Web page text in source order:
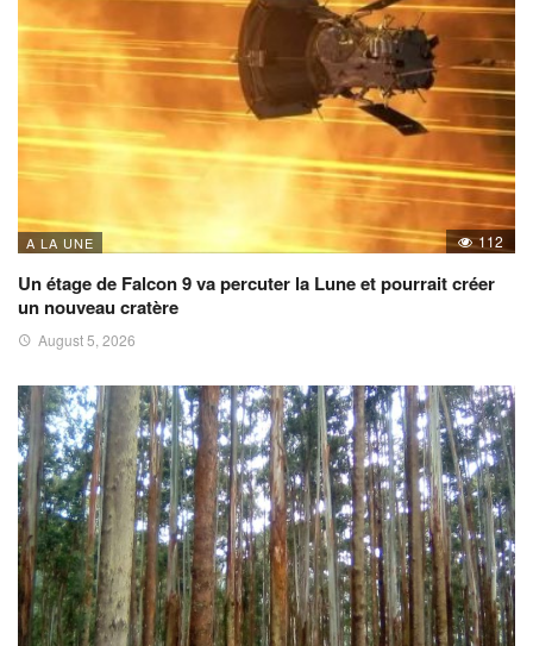
A LA UNE 112
Un étage de Falcon 9 va percuter la Lune et pourrait créer
un nouveau cratère
August 5, 2026